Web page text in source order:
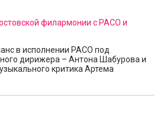
филармонии с РАСО и
в исполнении РАСО под
дирижера – Антона Шабурова и
критика Артема